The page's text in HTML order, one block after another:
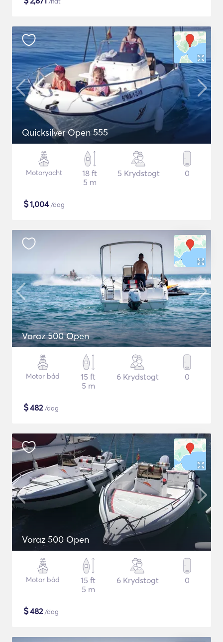
Quicksilver Open 555
Motoryacht
18 ft
5 m
5 Krydstogt 0
$1,004/dag
Voraz 500 Open
Motor båd
15 ft
5 m
6 Krydstogt 0
$482/dag
Voraz 500 Open
Motor båd
15 ft
5 m
6 Krydstogt 0
$482/dag